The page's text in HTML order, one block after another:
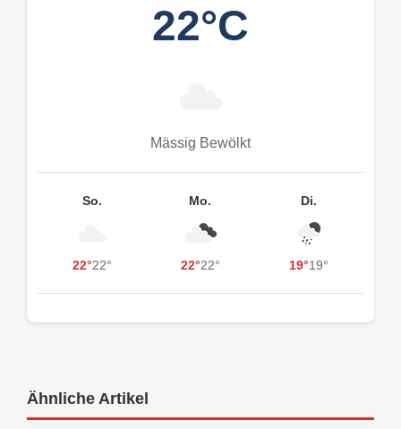
22°C
Mässig Bewölkt
So.
22°22°
Mo.
22°22°
Di.
19°19°
Ähnliche Artikel